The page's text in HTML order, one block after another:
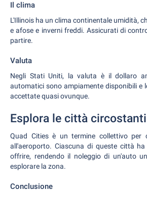
Il clima
L'Illinois ha un clima continentale umidità,
e afose e inverni freddi. Assicurati di
partire.
Valuta
Negli Stati Uniti, la valuta è il dollaro
automatici sono ampiamente disponibili e
accettate quasi ovunque.
Esplora le città circostanti
Quad Cities è un termine collettivo per
all'aeroporto. Ciascuna di queste città
offrire, rendendo il noleggio di un'auto
esplorare la zona.
Conclusione